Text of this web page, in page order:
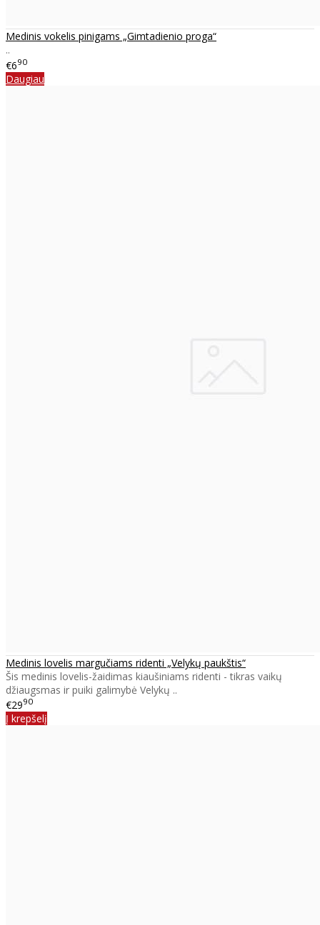
Medinis vokelis pinigams „Gimtadienio proga“
..
€690
Daugiau
Medinis lovelis margučiams ridenti „Velykų paukštis“
Šis medinis lovelis-žaidimas kiaušiniams ridenti - tikras vaikų
džiaugsmas ir puiki galimybė Velykų ..
€2990
Į krepšelį